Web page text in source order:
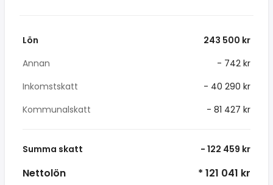
Lön
243 500 kr
Annan
- 742 kr
Inkomstskatt
- 40 290 kr
Kommunalskatt
- 81 427 kr
Summa skatt - 122 459 kr
Nettolön * 121 041 kr